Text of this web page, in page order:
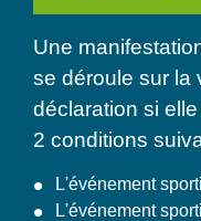
Une
se déroule sur la
déclaration si
2 conditions
L'événement
L'événement